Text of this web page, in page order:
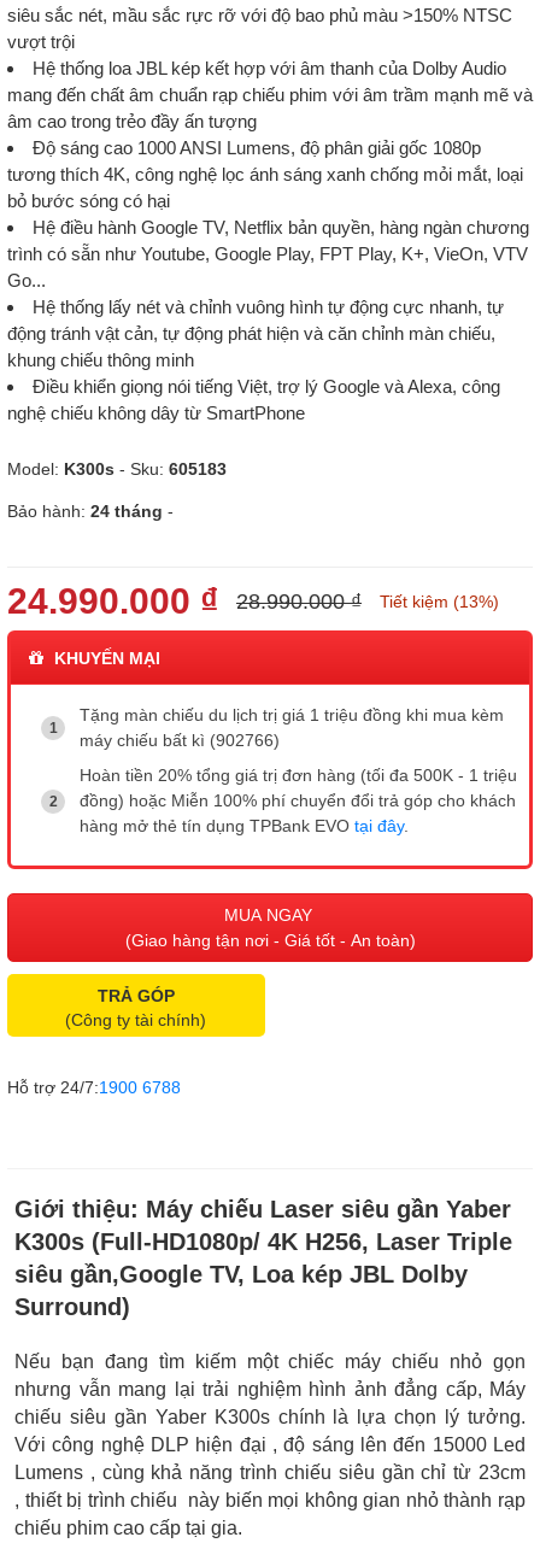
siêu sắc nét, mầu sắc rực rỡ với độ bao phủ màu >150% NTSC
vượt trội
Hệ thống loa JBL kép kết hợp với âm thanh của Dolby Audio
mang đến chất âm chuẩn rạp chiếu phim với âm trầm mạnh mẽ và
âm cao trong trẻo đầy ấn tượng
Độ sáng cao 1000 ANSI Lumens, độ phân giải gốc 1080p
tương thích 4K, công nghệ lọc ánh sáng xanh chống mỏi mắt, loại
bỏ bước sóng có hại
Hệ điều hành Google TV, Netflix bản quyền, hàng ngàn chương
trình có sẵn như Youtube, Google Play, FPT Play, K+, VieOn, VTV
Go...
Hệ thống lấy nét và chỉnh vuông hình tự động cực nhanh, tự
động tránh vật cản, tự động phát hiện và căn chỉnh màn chiếu,
khung chiếu thông minh
Điều khiển giọng nói tiếng Việt, trợ lý Google và Alexa, công
nghệ chiếu không dây từ SmartPhone
Model: K300s - Sku: 605183
Bảo hành: 24 tháng -
24.990.000 ₫ 28.990.000 ₫ Tiết kiệm (13%)
KHUYẾN MẠI
Tặng màn chiếu du lịch trị giá 1 triệu đồng khi mua kèm
máy chiếu bất kì (902766)
Hoàn tiền 20% tổng giá trị đơn hàng (tối đa 500K - 1 triệu
đồng) hoặc Miễn 100% phí chuyển đổi trả góp cho khách
hàng mở thẻ tín dụng TPBank EVO tại đây.
MUA NGAY
(Giao hàng tận nơi - Giá tốt - An toàn)
TRẢ GÓP
(Công ty tài chính)
Hỗ trợ 24/7:1900 6788
Giới thiệu: Máy chiếu Laser siêu gần Yaber
K300s (Full-HD1080p/ 4K H256, Laser Triple
siêu gần,Google TV, Loa kép JBL Dolby
Surround)
Nếu bạn đang tìm kiếm một chiếc máy chiếu nhỏ gọn
nhưng vẫn mang lại trải nghiệm hình ảnh đẳng cấp, Máy
chiếu siêu gần Yaber K300s chính là lựa chọn lý tưởng.
Với công nghệ DLP hiện đại , độ sáng lên đến 15000 Led
Lumens , cùng khả năng trình chiếu siêu gần chỉ từ 23cm
, thiết bị trình chiếu này biến mọi không gian nhỏ thành rạp
chiếu phim cao cấp tại gia.